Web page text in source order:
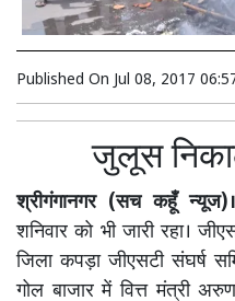
Published On Jul 08, 2017
जुलूस
श्रीगंगानगर (सच कहूँ न्यूज)।
शनिवार को भी जारी रहा।
जिला कपड़ा जीएसटी संघर्ष
गोल बाजार में वित्त मंत्री